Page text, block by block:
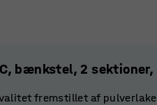
bænkstel, 2
fremstillet af